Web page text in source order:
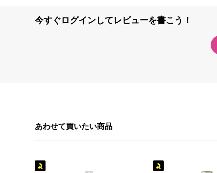
今すぐログインしてレビューを書こう！
あわせて買いたい商品